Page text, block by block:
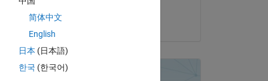
le 19 Avr 2021
简体中文
English
日本 (日本語)
한국 (한국어)